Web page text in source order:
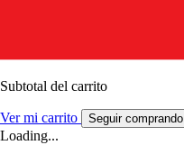
Subtotal del carrito
Ver mi carrito Seguir comprando
Loading...